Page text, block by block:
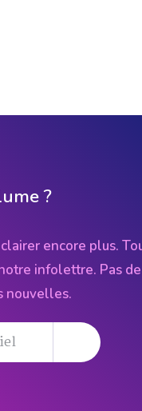
?
encore plus.
infolettre. Pas
nouvelles.